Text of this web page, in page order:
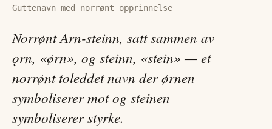
Guttenavn med norrønt opprinnelse
Norrønt Arn-steinn, satt sammen av
ǫrn, «ørn», og steinn, «stein» — et
norrønt toleddet navn der ørnen
symboliserer mot og steinen
symboliserer styrke.